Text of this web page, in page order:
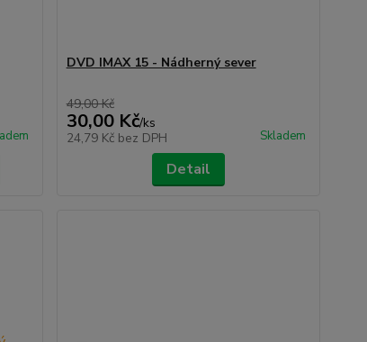
DVD IMAX 15 - Nádherný sever
49,00 Kč
30,00 Kč/ks
24,79 Kč bez DPH Skladem
Detail